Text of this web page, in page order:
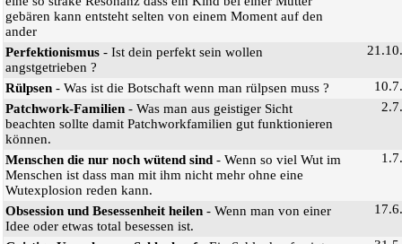
gebären kann entsteht selten von einem Moment auf den
ander
Perfektionismus - Ist dein perfekt sein wollen
angstgetrieben ?
Rülpsen - Was ist die Botschaft wenn man rülpsen muss ?
Patchwork-Familien - Was man aus geistiger Sicht
beachten sollte damit Patchworkfamilien gut funktionieren
können.
Menschen die nur noch wütend sind - Wenn so viel Wut im
Menschen ist dass man mit ihm nicht mehr ohne eine
Wutexplosion reden kann.
Obsession und Besessenheit heilen - Wenn man von einer
Idee oder etwas total besessen ist.